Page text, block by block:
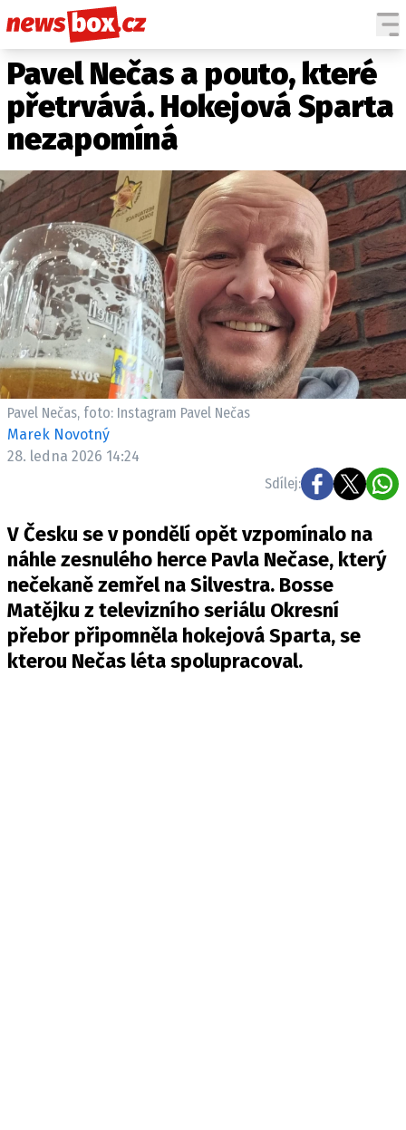
DOMÁCÍ
ZAHRANIČÍ
POČASÍ
KRIMI
EKONOMIKA
KULTURA
SPOLEČNOST
SPORT
ČESKÉ CELEBRITY
SVĚTOVÉ CELEBRITY
SLEDUJTE NÁS NA|
Máte příběh, fotku nebo video?
Pošlete e-mail na newsbox.cz
KONTAKT
VYDAVATEL
INZERCE
OSOBNÍ ÚDAJE / COOKIES
VOLNÁ MÍSTA
Pavel Nečas a pouto, které
přetrvává. Hokejová Sparta
nezapomíná
Pavel Nečas, foto: Instagram Pavel Nečas
Marek Novotný
28. ledna 2026 14:24
Sdílej:
V Česku se v pondělí opět vzpomínalo na
náhle zesnulého herce Pavla Nečase, který
nečekaně zemřel na Silvestra. Bosse
Matějku z televizního seriálu Okresní
přebor připomněla hokejová Sparta, se
kterou Nečas léta spolupracoval.